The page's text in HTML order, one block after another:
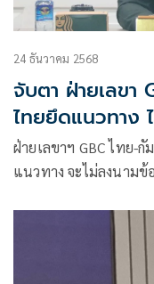
24 ธันวาคม 2568
จับตา ฝ่ายเลขา
ไทยยึดแนวทาง
คลุมเครือ
ฝ่ายเลขาฯ GBC ไทย-
แนวทาง จะไม่ลงนาม